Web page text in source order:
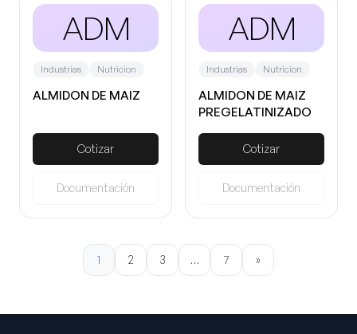
ADM
Industrias Nutricion
ALMIDON DE MAIZ
Cotizar
Documentación
ADM
Industrias Nutricion
ALMIDON DE MAIZ
PREGELATINIZADO
Cotizar
Documentación
1 2 3 … 7 »